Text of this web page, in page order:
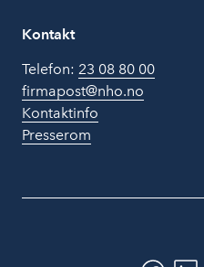
Kontakt
Telefon: 23 08 80 00
firmapost@nho.no
Kontaktinfo
Presserom